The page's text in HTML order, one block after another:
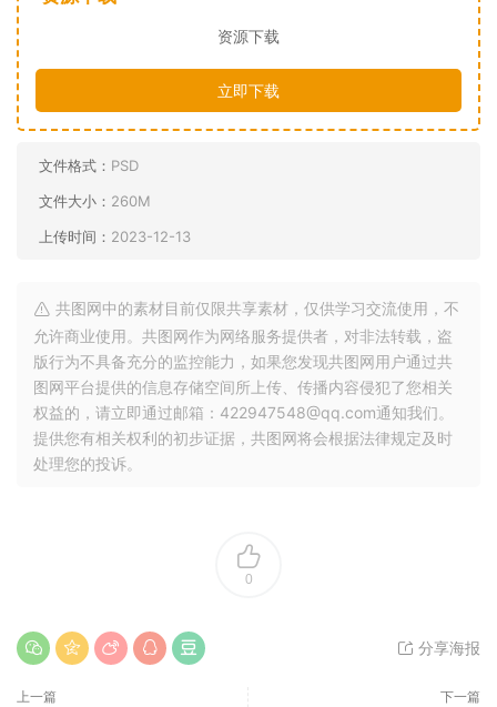
资源下载
立即下载
文件格式： PSD
文件大小： 260M
上传时间： 2023-12-13
共图网中的素材目前仅限共享素材，仅供学习交流使用，不
允许商业使用。共图网作为网络服务提供者，对非法转载，盗
版行为不具备充分的监控能力，如果您发现共图网用户通过共
图网平台提供的信息存储空间所上传、传播内容侵犯了您相关
权益的，请立即通过邮箱：422947548@qq.com通知我们。
提供您有相关权利的初步证据，共图网将会根据法律规定及时
处理您的投诉。
0
分享海报
上一篇 下一篇